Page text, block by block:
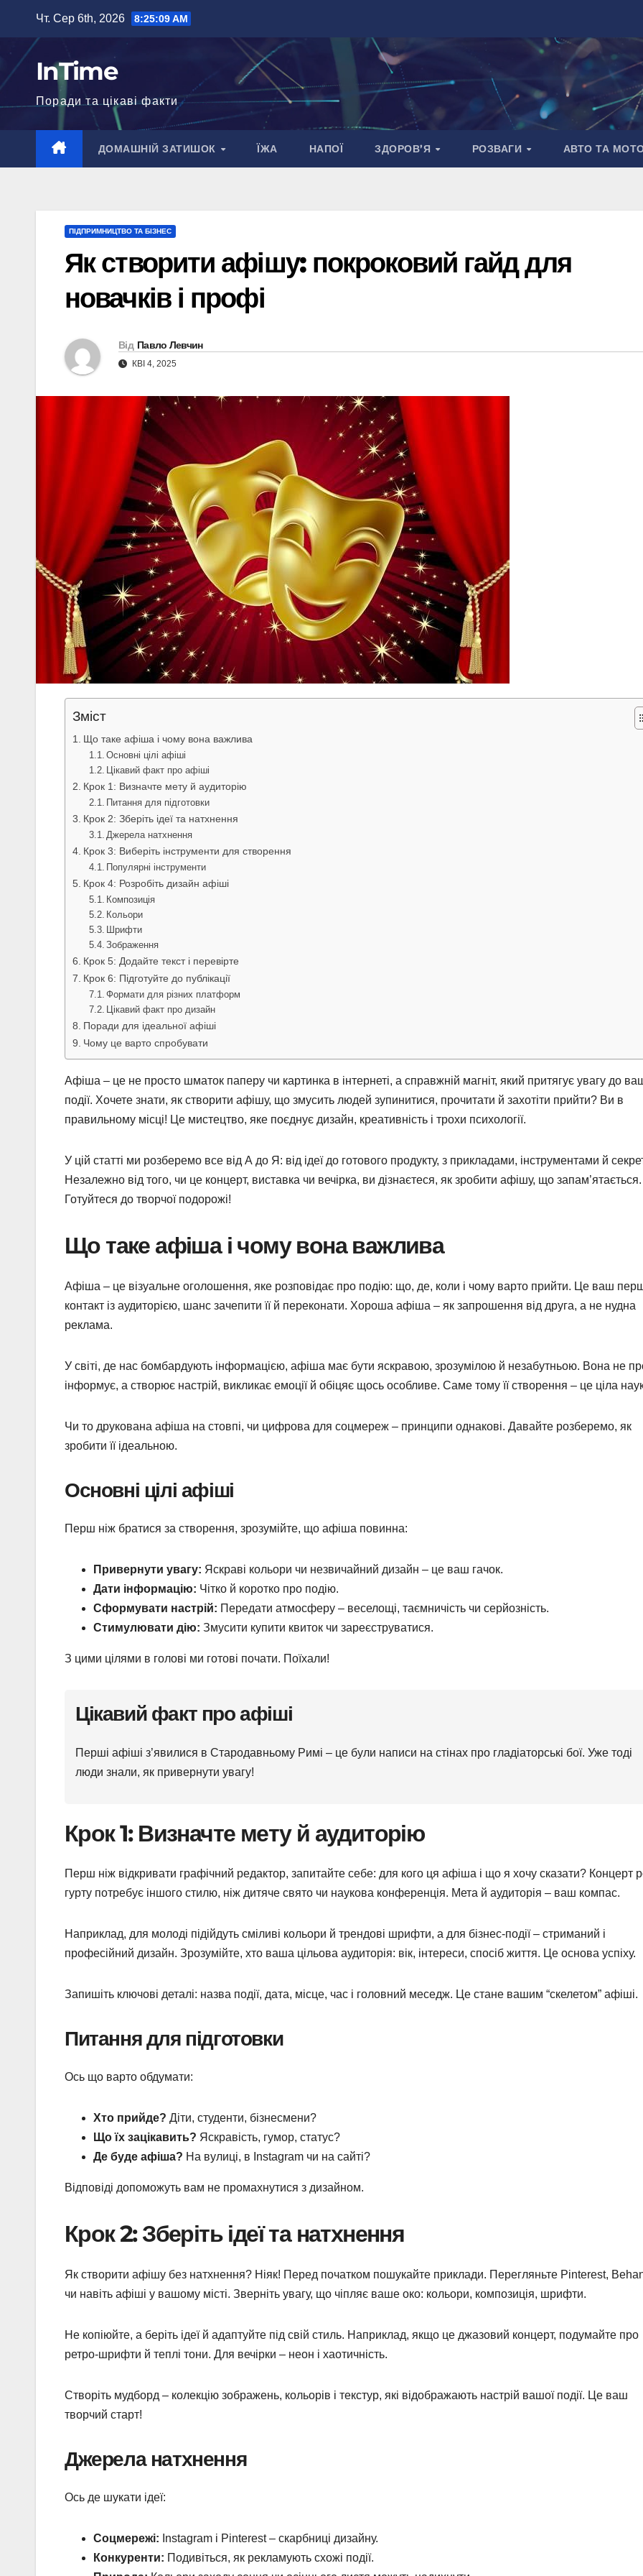
вмісту
Чт. Сер 6th, 2026 8:25:10 AM
InTime
Поради та цікаві факти
ДОМАШНІЙ ЗАТИШОК ЇЖА НАПОЇ ЗДОРОВ’Я РОЗВАГИ АВТО ТА
ПІДПРИМНИЦТВО ТА БІЗНЕС
Як створити афішу: покроковий гайд для
новачків і профі
Від Павло Левчин
КВІ 4, 2025
Зміст
Що таке афіша і чому вона важлива
Основні цілі афіші
Цікавий факт про афіші
Крок 1: Визначте мету й аудиторію
Питання для підготовки
Крок 2: Зберіть ідеї та натхнення
Джерела натхнення
Крок 3: Виберіть інструменти для створення
Популярні інструменти
Крок 4: Розробіть дизайн афіші
Композиція
Кольори
Шрифти
Зображення
Крок 5: Додайте текст і перевірте
Крок 6: Підготуйте до публікації
Формати для різних платформ
Цікавий факт про дизайн
Поради для ідеальної афіші
Чому це варто спробувати
Афіша – це не просто шматок паперу чи картинка в інтернеті, а справжній магніт, який притягує увагу до
події. Хочете знати, як створити афішу, що змусить людей зупинитися, прочитати й захотіти прийти? Ви в
правильному місці! Це мистецтво, яке поєднує дизайн, креативність і трохи психології.
У цій статті ми розберемо все від А до Я: від ідеї до готового продукту, з прикладами, інструментами й
Незалежно від того, чи це концерт, виставка чи вечірка, ви дізнаєтеся, як зробити афішу, що запам’ятається.
Готуйтеся до творчої подорожі!
Що таке афіша і чому вона важлива
Афіша – це візуальне оголошення, яке розповідає про подію: що, де, коли і чому варто прийти. Це ваш
контакт із аудиторією, шанс зачепити її й переконати. Хороша афіша – як запрошення від друга, а не нудна
реклама.
У світі, де нас бомбардують інформацією, афіша має бути яскравою, зрозумілою й незабутньою. Вона не
інформує, а створює настрій, викликає емоції й обіцяє щось особливе. Саме тому її створення – це ціла
Чи то друкована афіша на стовпі, чи цифрова для соцмереж – принципи однакові. Давайте розберемо, як
зробити її ідеальною.
Основні цілі афіші
Перш ніж братися за створення, зрозумійте, що афіша повинна:
Привернути увагу: Яскраві кольори чи незвичайний дизайн – це ваш гачок.
Дати інформацію: Чітко й коротко про подію.
Сформувати настрій: Передати атмосферу – веселощі, таємничість чи серйозність.
Стимулювати дію: Змусити купити квиток чи зареєструватися.
З цими цілями в голові ми готові почати. Поїхали!
Цікавий факт про афіші
Перші афіші з’явилися в Стародавньому Римі – це були написи на стінах про гладіаторські бої. Уже тоді
люди знали, як привернути увагу!
Крок 1: Визначте мету й аудиторію
Перш ніж відкривати графічний редактор, запитайте себе: для кого ця афіша і що я хочу сказати? Концерт
гурту потребує іншого стилю, ніж дитяче свято чи наукова конференція. Мета й аудиторія – ваш компас.
Наприклад, для молоді підійдуть сміливі кольори й трендові шрифти, а для бізнес-події – стриманий і
професійний дизайн. Зрозумійте, хто ваша цільова аудиторія: вік, інтереси, спосіб життя. Це основа успіху.
Запишіть ключові деталі: назва події, дата, місце, час і головний меседж. Це стане вашим “скелетом” афіші.
Питання для підготовки
Ось що варто обдумати:
Хто прийде? Діти, студенти, бізнесмени?
Що їх зацікавить? Яскравість, гумор, статус?
Де буде афіша? На вулиці, в Instagram чи на сайті?
Відповіді допоможуть вам не промахнутися з дизайном.
Крок 2: Зберіть ідеї та натхнення
Як створити афішу без натхнення? Ніяк! Перед початком пошукайте приклади. Перегляньте Pinterest,
чи навіть афіші у вашому місті. Зверніть увагу, що чіпляє ваше око: кольори, композиція, шрифти.
Не копіюйте, а беріть ідеї й адаптуйте під свій стиль. Наприклад, якщо це джазовий концерт, подумайте про
ретро-шрифти й теплі тони. Для вечірки – неон і хаотичність.
Створіть мудборд – колекцію зображень, кольорів і текстур, які відображають настрій вашої події. Це ваш
творчий старт!
Джерела натхнення
Ось де шукати ідеї:
Соцмережі: Instagram і Pinterest – скарбниці дизайну.
Конкуренти: Подивіться, як рекламують схожі події.